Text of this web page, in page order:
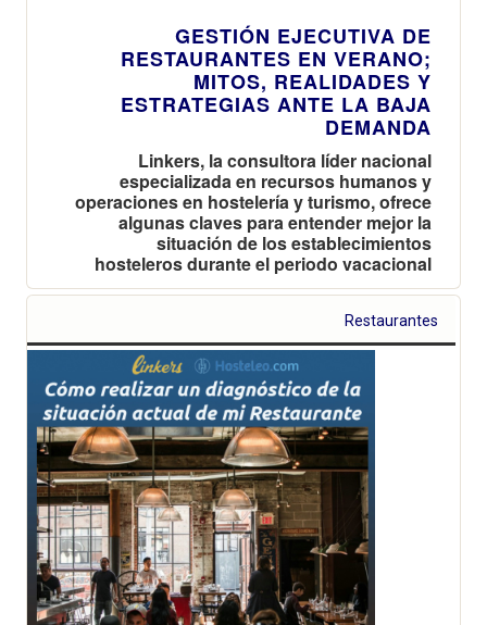
GESTIÓN EJECUTIVA DE
RESTAURANTES EN VERANO;
MITOS, REALIDADES Y
ESTRATEGIAS ANTE LA BAJA
DEMANDA
Linkers, la consultora líder nacional
especializada en recursos humanos y
operaciones en hostelería y turismo, ofrece
algunas claves para entender mejor la
situación de los establecimientos
hosteleros durante el periodo vacacional
Restaurantes